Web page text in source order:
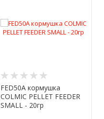
FED50A кормушка
COLMIC PELLET FEEDER
SMALL - 20гр